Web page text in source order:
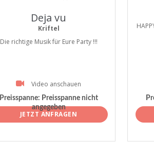
Deja vu
Kriftel
Die richtige Musik für Eure Party !!!
Video anschauen
Preisspanne: Preisspanne nicht
angegeben
JETZT ANFRAGEN